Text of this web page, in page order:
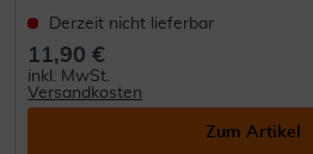
Derzeit nicht lieferbar
11,90 €
inkl. MwSt.
Versandkosten
Zum Artikel